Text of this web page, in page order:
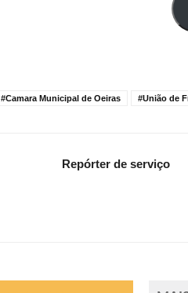
#Camara Municipal de Oeiras #União de
Repórter de serviço